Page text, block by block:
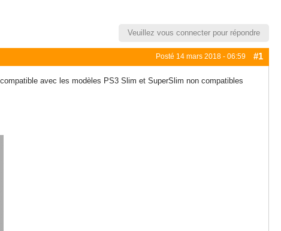
Veuillez vous connecter pour répondre
Posté 14 mars 2018 - 06:59 #1
avec les modèles PS3 Slim et SuperSlim non compatibles